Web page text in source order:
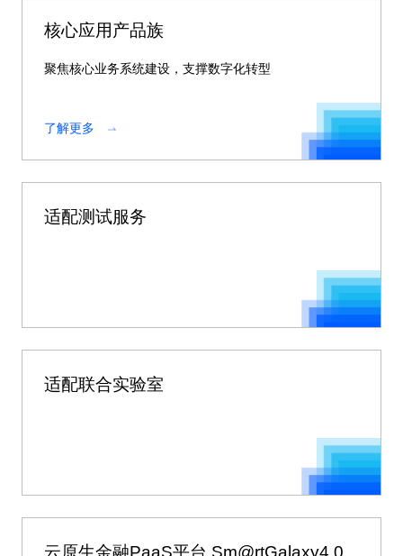
核心应用产品族
聚焦核心业务系统建设，支撑数字化转型
了解更多
适配测试服务
适配联合实验室
云原生金融PaaS平台 Sm@rtGalaxy4.0